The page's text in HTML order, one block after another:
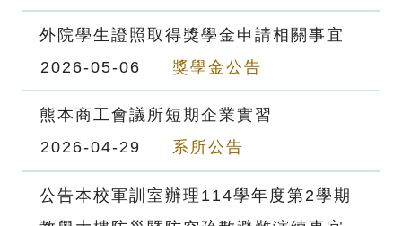
外院學生證照取得獎學金申請相關事宜
獎學金公告
2026-05-06
熊本商工會議所短期企業實習
系所公告
2026-04-29
公告本校軍訓室辦理114學年度第2學期